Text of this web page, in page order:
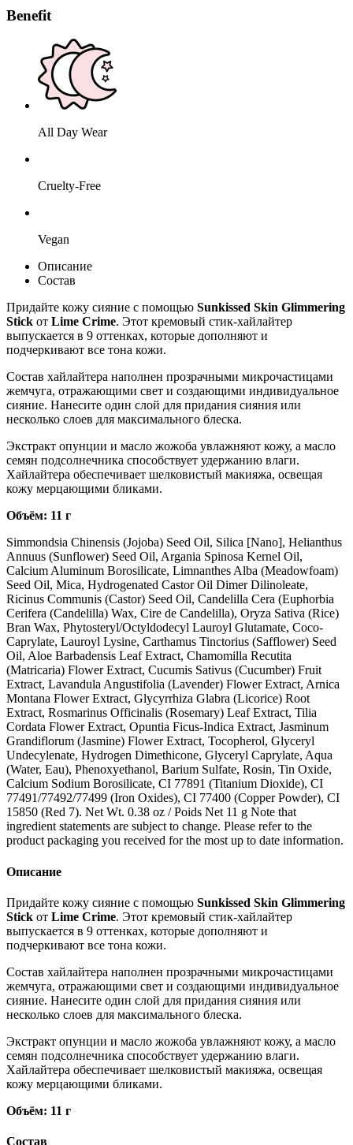
Benefit
All Day Wear
Cruelty-Free
Vegan
Описание
Состав
Придайте кожу сияние с помощью Sunkissed Skin Glimmering
Stick от Lime Crime. Этот кремовый стик-хайлайтер
выпускается в 9 оттенках, которые дополняют и
подчеркивают все тона кожи.
Состав хайлайтера наполнен прозрачными микрочастицами
жемчуга, отражающими свет и создающими индивидуальное
сияние. Нанесите один слой для придания сияния или
несколько слоев для максимального блеска.
Экстракт опунции и масло жожоба увлажняют кожу, а масло
семян подсолнечника способствует удержанию влаги.
Хайлайтера обеспечивает шелковистый макияжа, освещая
кожу мерцающими бликами.
Объём: 11 г
Simmondsia Chinensis (Jojoba) Seed Oil, Silica [Nano], Helianthus
Annuus (Sunflower) Seed Oil, Argania Spinosa Kernel Oil,
Calcium Aluminum Borosilicate, Limnanthes Alba (Meadowfoam)
Seed Oil, Mica, Hydrogenated Castor Oil Dimer Dilinoleate,
Ricinus Communis (Castor) Seed Oil, Candelilla Cera (Euphorbia
Cerifera (Candelilla) Wax, Cire de Candelilla), Oryza Sativa (Rice)
Bran Wax, Phytosteryl/Octyldodecyl Lauroyl Glutamate, Coco-
Caprylate, Lauroyl Lysine, Carthamus Tinctorius (Safflower) Seed
Oil, Aloe Barbadensis Leaf Extract, Chamomilla Recutita
(Matricaria) Flower Extract, Cucumis Sativus (Cucumber) Fruit
Extract, Lavandula Angustifolia (Lavender) Flower Extract, Arnica
Montana Flower Extract, Glycyrrhiza Glabra (Licorice) Root
Extract, Rosmarinus Officinalis (Rosemary) Leaf Extract, Tilia
Cordata Flower Extract, Opuntia Ficus-Indica Extract, Jasminum
Grandiflorum (Jasmine) Flower Extract, Tocopherol, Glyceryl
Undecylenate, Hydrogen Dimethicone, Glyceryl Caprylate, Aqua
(Water, Eau), Phenoxyethanol, Barium Sulfate, Rosin, Tin Oxide,
Calcium Sodium Borosilicate, CI 77891 (Titanium Dioxide), CI
77491/77492/77499 (Iron Oxides), CI 77400 (Copper Powder), CI
15850 (Red 7). Net Wt. 0.38 oz / Poids Net 11 g Note that
ingredient statements are subject to change. Please refer to the
product packaging you received for the most up to date information.
Описание
Придайте кожу сияние с помощью Sunkissed Skin Glimmering
Stick от Lime Crime. Этот кремовый стик-хайлайтер
выпускается в 9 оттенках, которые дополняют и
подчеркивают все тона кожи.
Состав хайлайтера наполнен прозрачными микрочастицами
жемчуга, отражающими свет и создающими индивидуальное
сияние. Нанесите один слой для придания сияния или
несколько слоев для максимального блеска.
Экстракт опунции и масло жожоба увлажняют кожу, а масло
семян подсолнечника способствует удержанию влаги.
Хайлайтера обеспечивает шелковистый макияжа, освещая
кожу мерцающими бликами.
Объём: 11 г
Состав